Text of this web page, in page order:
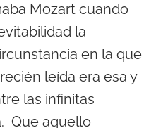
Mozart cuando
la
en la que
leída era esa y
las infinitas
Que aquello